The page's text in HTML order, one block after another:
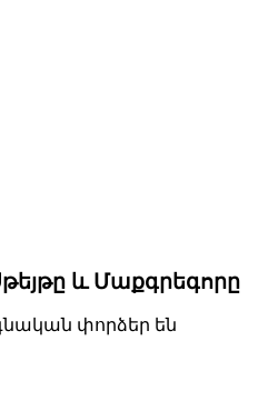
և Մաքգրեգորը
փորձեր են